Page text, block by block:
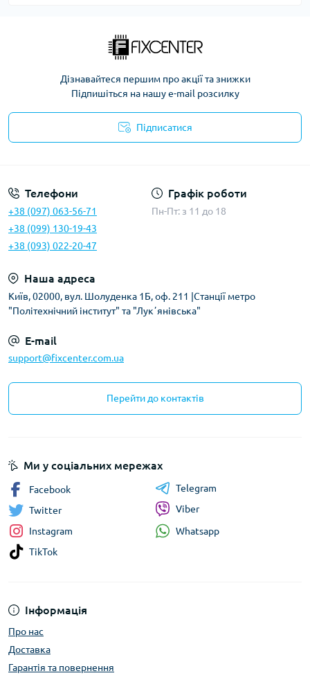
Дізнавайтеся першим про акції та знижки
Підпишіться на нашу e-mail розсилку
Підписатися
Телефони
+38 (097) 063-56-71
+38 (099) 130-19-43
+38 (093) 022-20-47
Графік роботи
Пн-Пт: з 11 до 18
Наша адреса
Київ, 02000, вул. Шолуденка 1Б, оф. 211 |Станції метро
"Політехнічний інститут" та "Лукʼянівська"
E-mail
support@fixcenter.com.ua
Перейти до контактів
Інформація
Про нас
Доставка
Гарантія та повернення
Ми у соціальних мережах
Facebook
Twitter
Instagram
TikTok
Telegram
Viber
Whatsapp